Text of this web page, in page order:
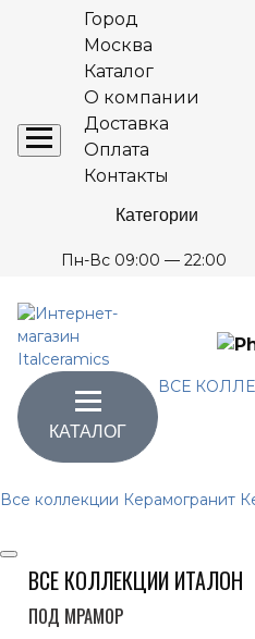
Город
Москва
Каталог
О компании
Доставка
Оплата
Контакты
Категории
Пн-Вс 09:00 — 22:00
КАТАЛОГ
ВСЕ
Все коллекции Керамогранит
ВСЕ КОЛЛЕКЦИИ ИТАЛОН
ПОД МРАМОР